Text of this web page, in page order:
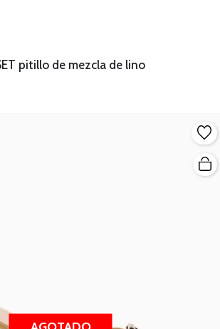
pitillo de mezcla de lino